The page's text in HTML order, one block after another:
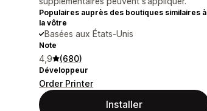
Populaires auprès des boutiques similaires à
la vôtre
Basées aux États-Unis
Note
4,9 (680)
Développeur
Order Printer
Installer